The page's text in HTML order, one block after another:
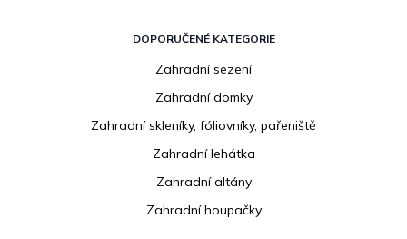
DOPORUČENÉ KATEGORIE
Zahradní sezení
Zahradní domky
Zahradní skleníky, fóliovníky, pařeniště
Zahradní lehátka
Zahradní altány
Zahradní houpačky